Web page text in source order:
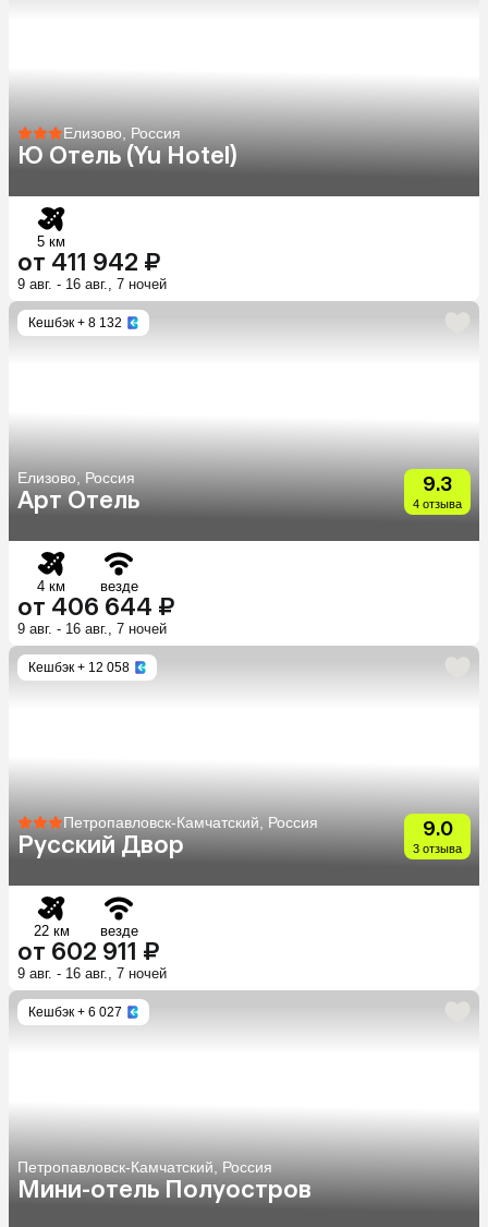
Елизово, Россия
Ю Отель (Yu Hotel)
5 км
от 411 942 ₽
9 авг. - 16 авг., 7 ночей
Кешбэк + 8 132
Елизово, Россия
Арт Отель
9.3
4 отзыва
4 км везде
от 406 644 ₽
9 авг. - 16 авг., 7 ночей
Кешбэк + 12 058
Петропавловск-Камчатский, Россия
Русский Двор
9.0
3 отзыва
22 км везде
от 602 911 ₽
9 авг. - 16 авг., 7 ночей
Кешбэк + 6 027
Петропавловск-Камчатский, Россия
Мини-отель Полуостров